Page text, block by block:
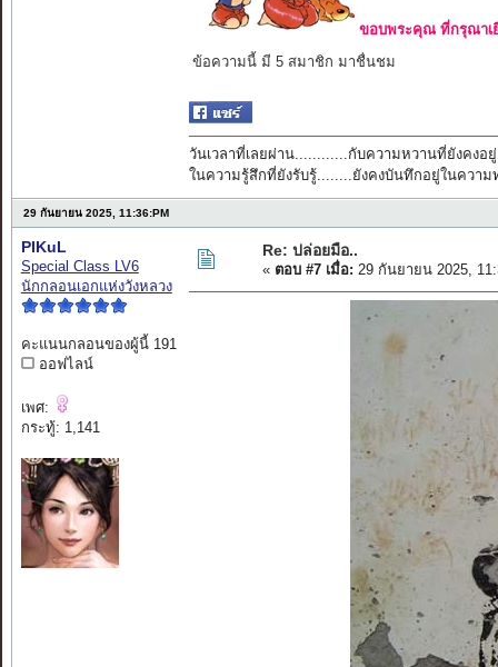
ขอบพระคุณ ที่กรุณาเ
ข้อความนี้ มี 5 สมาชิก มาชื่นชม
วันเวลาที่เลยผ่าน............กับความหวานที่ยังคงอยู่
ในความรู้สึกที่ยังรับรู้........ยังคงบันทึกอยู่ในความ
29 กันยายน 2025, 11:36:PM
PIKuL
Special Class LV6
นักกลอนเอกแห่งวังหลวง
คะแนนกลอนของผู้นี้ 191
ออฟไลน์
เพศ:
กระทู้: 1,141
Re: ปล่อยมือ..
« ตอบ #7 เมื่อ: 29 กันยายน 2025,